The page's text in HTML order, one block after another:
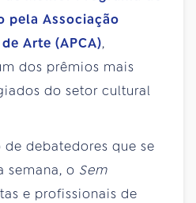
pela Associação
Arte (APCA),
dos prêmios mais
do setor cultural
debatedores que se
semana, o Sem
e profissionais de